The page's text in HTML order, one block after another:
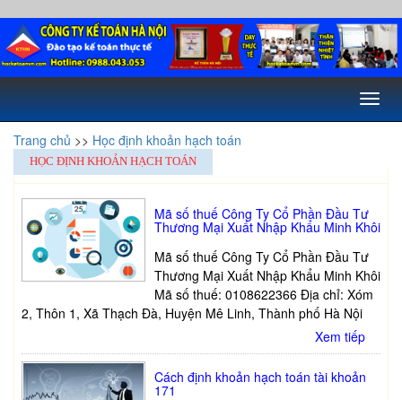
Toggle
Trang chủ >> Học định khoản hạch toán
HỌC ĐỊNH KHOẢN HẠCH TOÁN
Mã số thuế Công Ty Cổ Phần Đầu Tư
Thương Mại Xuất Nhập Khẩu Minh Khôi
Mã số thuế Công Ty Cổ Phần Đầu Tư
Thương Mại Xuất Nhập Khẩu Minh Khôi
Mã số thuế: 0108622366 Địa chỉ: Xóm
2, Thôn 1, Xã Thạch Đà, Huyện Mê Linh, Thành phố Hà Nội
Xem tiếp
Cách định khoản hạch toán tài khoản
171